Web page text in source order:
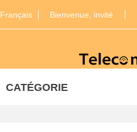
Français Bienvenue, invité
CATÉGORIE